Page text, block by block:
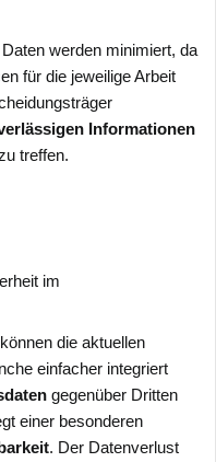
werden minimiert, da
für die jeweilige Arbeit
Informationen
treffen.
im
die aktuellen
einfacher integriert
gegenüber Dritten
einer besonderen
. Der Datenverlust